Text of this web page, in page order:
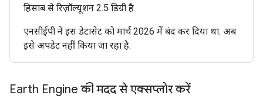
हिसाब से रिज़ॉल्यूशन 2.5 डिग्री है.
एनसीईपी ने इस डेटासेट को मार्च 2026 में बंद कर दिया था. अब
इसे अपडेट नहीं किया जा रहा है.
Earth Engine की मदद से एक्सप्लोर करें